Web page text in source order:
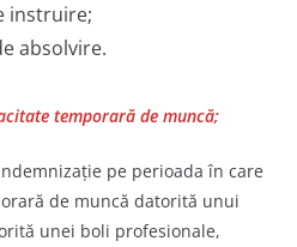
instruire;
absolvire.
temporară de muncă;
pe perioada în care
de muncă datorită unui
unei boli profesionale,